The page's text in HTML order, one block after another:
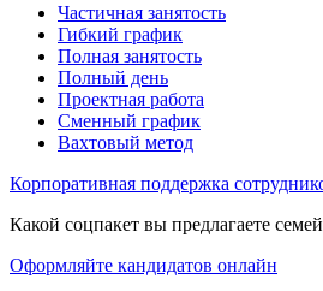
Частичная занятость
Гибкий график
Полная занятость
Полный день
Проектная работа
Сменный график
Вахтовый метод
Корпоративная поддержка
Какой соцпакет вы предлагаете
Оформляйте кандидатов онлайн